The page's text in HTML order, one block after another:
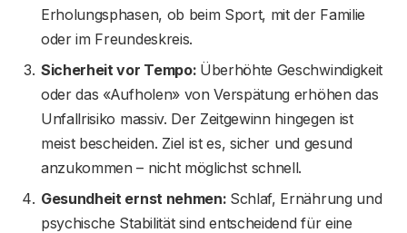
Erholungsphasen, ob beim Sport, mit der Familie
oder im Freundeskreis.
Sicherheit vor Tempo: Überhöhte Geschwindigkeit
oder das «Aufholen» von Verspätung erhöhen das
Unfallrisiko massiv. Der Zeitgewinn hingegen ist
meist bescheiden. Ziel ist es, sicher und gesund
anzukommen – nicht möglichst schnell.
Gesundheit ernst nehmen: Schlaf, Ernährung und
psychische Stabilität sind entscheidend für eine